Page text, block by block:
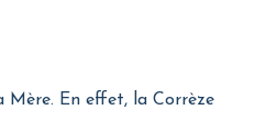
Mère. En effet, la Corrèze